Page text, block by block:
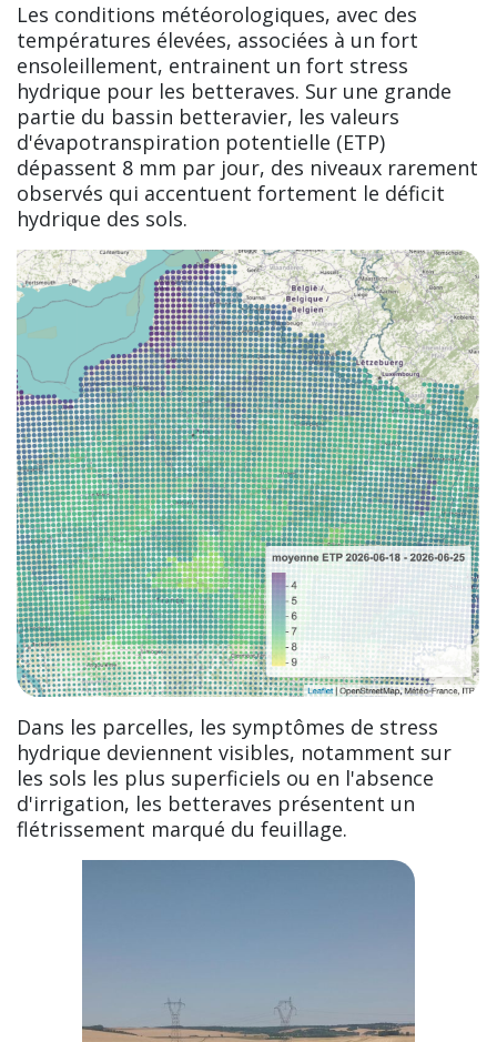
Les conditions météorologiques, avec des
températures élevées, associées à un fort
ensoleillement, entrainent un fort stress
hydrique pour les betteraves. Sur une grande
partie du bassin betteravier, les valeurs
d'évapotranspiration potentielle (ETP)
dépassent 8 mm par jour, des niveaux rarement
observés qui accentuent fortement le déficit
hydrique des sols.
Dans les parcelles, les symptômes de stress
hydrique deviennent visibles, notamment sur
les sols les plus superficiels ou en l'absence
d'irrigation, les betteraves présentent un
flétrissement marqué du feuillage.